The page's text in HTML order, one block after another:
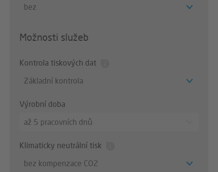
bez
Možnosti služeb
Kontrola tiskových dat
Základní kontrola
Výrobní doba
až 5 pracovních dnů
Klimaticky neutrální tisk
bez kompenzace CO2